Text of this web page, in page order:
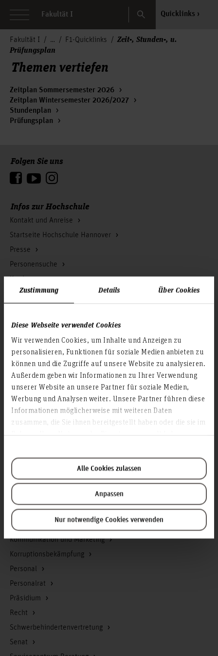
Zustimmung Details Über Cookies
Diese Webseite verwendet Cookies
Wir verwenden Cookies, um Inhalte und Anzeigen zu
personalisieren, Funktionen für soziale Medien anbieten zu
können und die Zugriffe auf unsere Website zu analysieren.
Außerdem geben wir Informationen zu Ihrer Verwendung
unserer Website an unsere Partner für soziale Medien,
Werbung und Analysen weiter. Unsere Partner führen diese
Informationen möglicherweise mit weiteren Daten
zusammen, die Sie ihnen bereitgestellt haben oder die sie im
Alle Cookies zulassen
Anpassen
Nur notwendige Cookies verwenden
Fakultät I Search Quicklinks
Fakultät I F1-Quicklinks
Zeit-, Stunden-, u.
Prüfungsplan
Themen vertiefen
Zeitplan Sommersemester 2026
Zeitplan Wintersemester 2026/2027
Stundenplan
Prüfungsplan
Infos zur Hochschule
Kontakt und Anreise
Startseite Hochschule Hannover
Presse
Personensuche
Karriere
Folgen Sie uns
Service & Organisation
Arbeitssicherheit
Berufungsmanagement
Bibliothek
Datenschutz
Existenzgründung
Gebäudemanagement
Geschäftsstelle Präsidium
Hochschul-IT
Hochschulrat
Kommunikation und Marketing
Korruptionsbekämpfung
Personal
Personalrat
Präsidium
Recht
Schwerbehindertenvertretung
Senat